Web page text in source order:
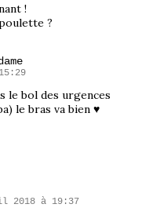
!
?
le bol des urgences
le bras va bien ♥
2018 à 19:37